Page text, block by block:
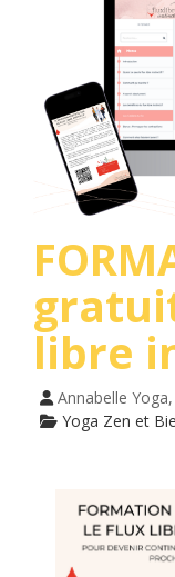
libre
Annabelle
Yoga Zen et